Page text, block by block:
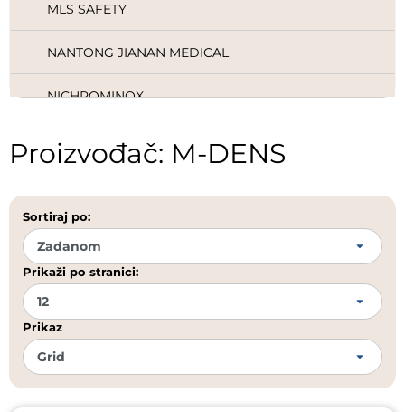
MLS SAFETY
NANTONG JIANAN MEDICAL
NICHROMINOX
NORDIN
NOVODENT ETS.
NSK
OMNIA
Proizvođač: M-DENS
Sortiraj po:
Prikaži po stranici:
Prikaz